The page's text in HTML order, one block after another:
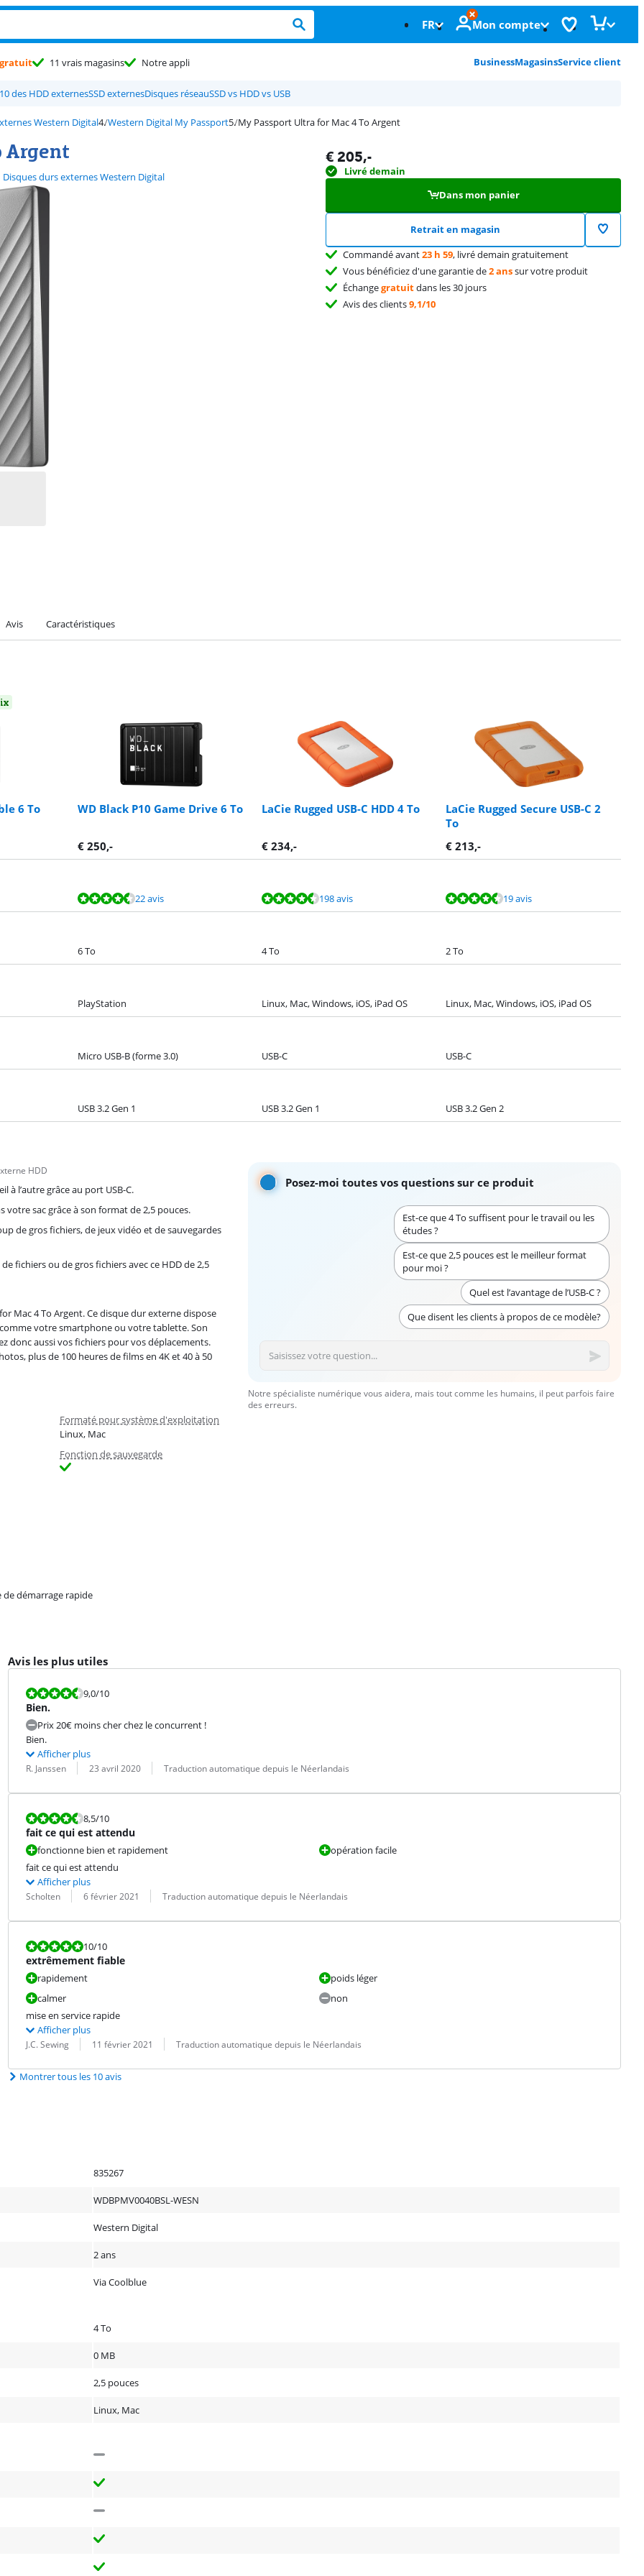
FR Mon compte
gratuit 11 vrais magasins Notre appli BusinessMagasinsService client
des HDD externesSSD externesDisques réseauSSD vs HDD vs USB
Western Digital Western Digital My Passport My Passport Ultra for Mac 4 To Argent
Argent
Disques durs externes Western Digital
€ 205,-
Livré demain
Dans mon panier
Retrait en magasin
Commandé avant23 h 59, livré demain gratuitement
Vous bénéficiez d'une garantie de2 anssur votre produit
Échangegratuitdans les 30 jours
Avis des clients9,1/10
Avis Caractéristiques
6 To WD Black P10 Game Drive 6 To LaCie Rugged USB-C HDD 4 To
LaCie Rugged Secure USB-C 2
To
€ 250,- € 234,- € 213,-
22 avis 198 avis 19 avis
6 To 4 To 2 To
PlayStation Linux, Mac, Windows, iOS, iPad OS Linux, Mac, Windows, iOS, iPad OS
Micro USB-B (forme 3.0) USB-C USB-C
USB 3.2 Gen 1 USB 3.2 Gen 1 USB 3.2 Gen 2
Posez-moi toutes vos questions sur ce produit
Est-ce que 4 To suffisent pour le travail ou les
études ?
Est-ce que 2,5 pouces est le meilleur format
pour moi ?
Quel est l’avantage de l’USB-C ?
Que disent les clients à propos de ce modèle?
Notre spécialiste numérique vous aidera, mais tout comme les humains, il peut parfois faire
des erreurs.
HDD
à l’autre grâce au port USB-C.
sac grâce à son format de 2,5 pouces.
de gros fichiers, de jeux vidéo et de sauvegardes
fichiers ou de gros fichiers avec ce HDD de 2,5
Mac 4 To Argent. Ce disque dur externe dispose
votre smartphone ou votre tablette. Son
donc aussi vos fichiers pour vos déplacements.
plus de 100 heures de films en 4K et 40 à 50
Formaté pour système d'exploitation
Linux, Mac
Fonction de sauvegarde
de démarrage rapide
Avis les plus utiles
La note est 9,0 sur 10.
9,0/10
Bien.
Prix 20€ moins cher chez le concurrent !
Bien.
Afficher plus
Évaluation par :
R. Janssen
Date : 23 avril 2020
Traduction : Traduction automatique depuis le Néerlandais
La note est 8,5 sur 10.
8,5/10
fait ce qui est attendu
fonctionne bien et rapidement
opération facile
fait ce qui est attendu
Afficher plus
Évaluation par :
Scholten
Date : 6 février 2021
Traduction : Traduction automatique depuis le Néerlandais
La note est 10 sur 10.
10/10
extrêmement fiable
rapidement
calmer
poids léger
non
mise en service rapide
Afficher plus
Évaluation par :
J.C. Sewing
Date : 11 février 2021
Traduction : Traduction automatique depuis le Néerlandais
Montrer tous les 10 avis
835267
WDBPMV0040BSL-WESN
Western Digital
2 ans
Via Coolblue
4 To
0 MB
2,5 pouces
Linux, Mac